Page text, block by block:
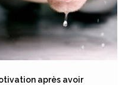
après avoir